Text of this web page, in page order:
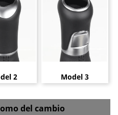
2 Model 3
del cambio